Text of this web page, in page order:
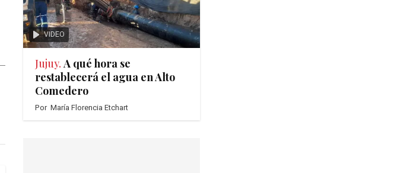
VIDEO
Jujuy.A qué hora se
restablecerá el agua en Alto
Comedero
Por María Florencia Etchart